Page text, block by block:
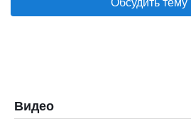
Обсудить тему
Видео